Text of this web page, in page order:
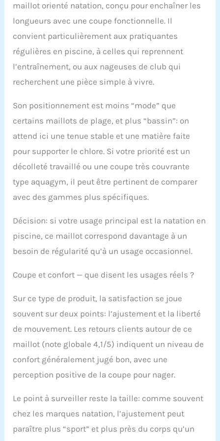
ajustement
personnalisé parfait et
Soutien-gorge intégré
confortable pour un
Technologie Power
Mesh pour dessiner et
B. Idéal pour les
femmes actives qui
veulent profiter des
joies de la piscine, de la
l’aquafitness et des
activités bien-être avec
taille habituelle pour
profiter pleinement du
des matières à haut
maintien ou choisissez
la taille supérieure si
vous préférez plus de
confort. 68 %
élasthanne (matière
polyamide recyclé)
maillot orienté natation, conçu pour enchaîner les
longueurs avec une coupe fonctionnelle. Il
convient particulièrement aux pratiquantes
régulières en piscine, à celles qui reprennent
l’entraînement, ou aux nageuses de club qui
recherchent une pièce simple à vivre.
Son positionnement est moins “mode” que
certains maillots de plage, et plus “bassin”: on
attend ici une tenue stable et une matière faite
pour supporter le chlore. Si votre priorité est un
décolleté travaillé ou une coupe très couvrante
type aquagym, il peut être pertinent de comparer
avec des gammes plus spécifiques.
Décision: si votre usage principal est la natation en
piscine, ce maillot correspond davantage à un
besoin de régularité qu’à un usage occasionnel.
Coupe et confort — que disent les usages réels ?
Sur ce type de produit, la satisfaction se joue
souvent sur deux points: l’ajustement et la liberté
de mouvement. Les retours clients autour de ce
maillot (note globale 4,1/5) indiquent un niveau de
confort généralement jugé bon, avec une
perception positive de la coupe pour nager.
Le point à surveiller reste la taille: comme souvent
chez les marques natation, l’ajustement peut
paraître plus “sport” et plus près du corps qu’un